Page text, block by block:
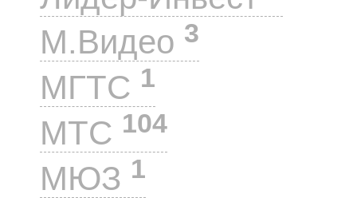
М.Видео 3
МГТС 1
МТС 104
МЮЗ 1